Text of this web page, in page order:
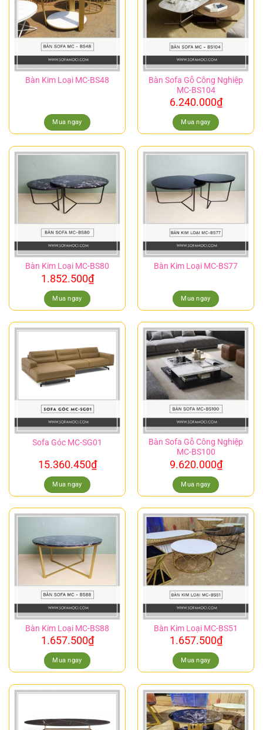
Bàn Kim Loại MC-BS48
Mua ngay
Bàn Sofa Gỗ Công Nghiệp
MC-BS104
6.240.000₫
Mua ngay
Bàn Kim Loại MC-BS80
1.852.500₫
Mua ngay
Bàn Kim Loại MC-BS77
Mua ngay
Sofa Góc MC-SG01
15.360.450₫
Mua ngay
Bàn Sofa Gỗ Công Nghiệp
MC-BS100
9.620.000₫
Mua ngay
Bàn Kim Loại MC-BS88
1.657.500₫
Mua ngay
Bàn Kim Loại MC-BS51
1.657.500₫
Mua ngay